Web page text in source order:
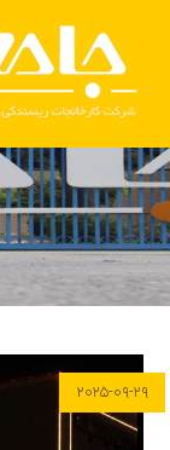
۲۰۲۵-۰۹-۲۹